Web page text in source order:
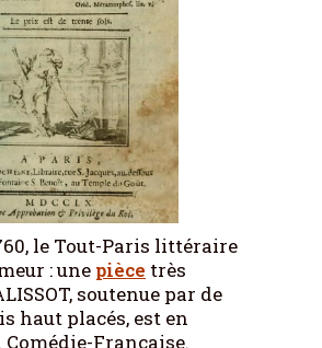
le Tout-Paris littéraire
: une pièce très
soutenue par de
haut placés, est en
Française.